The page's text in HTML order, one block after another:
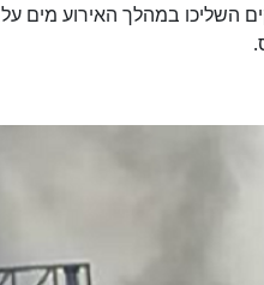
השליכו במהלך האירוע מים